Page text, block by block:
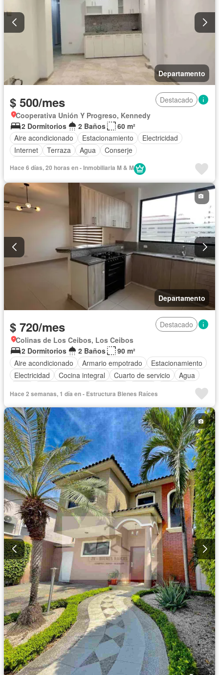
Departamento
$ 500/mes
Destacado
Cooperativa Unión Y Progreso, Kennedy
2 Dormitorios
2 Baños
60 m²
Aire acondicionado
Estacionamiento
Electricidad
Internet
Terraza Agua
Conserje
Hace 6 días, 20 horas en - Inmobiliaria M & M
Departamento
$ 720/mes
Destacado
Colinas de Los Ceibos, Los Ceibos
2 Dormitorios
2 Baños
90 m²
Aire acondicionado
Armario empotrado
Estacionamiento
Electricidad
Cocina integral Cuarto de servicio
Agua
Garita de guardianía
Seguridad Sin amoblar
Hace 2 semanas, 1 día en - Estructura Bienes Raíces